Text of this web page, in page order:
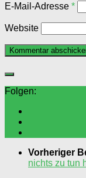
E-Mail-Adresse *
Website
Folgen:
Vorheriger
nichts zu tun